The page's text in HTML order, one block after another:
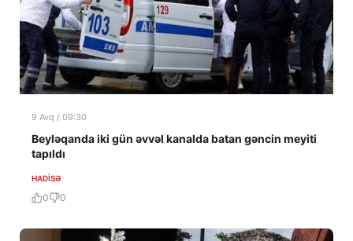
9 Avq / 09:30
Beyləqanda iki gün əvvəl kanalda batan gəncin meyiti
tapıldı
HADISƏ
0 0